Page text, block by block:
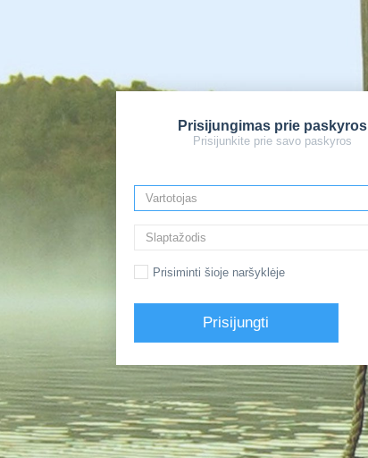
Prisijungimas prie paskyros
Prisijunkite prie savo paskyros
Prisiminti šioje naršyklėje
Prisijungti